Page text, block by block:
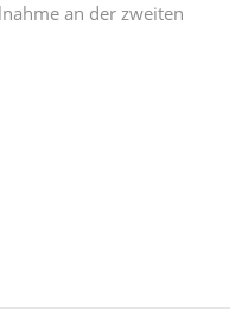
an der zweiten